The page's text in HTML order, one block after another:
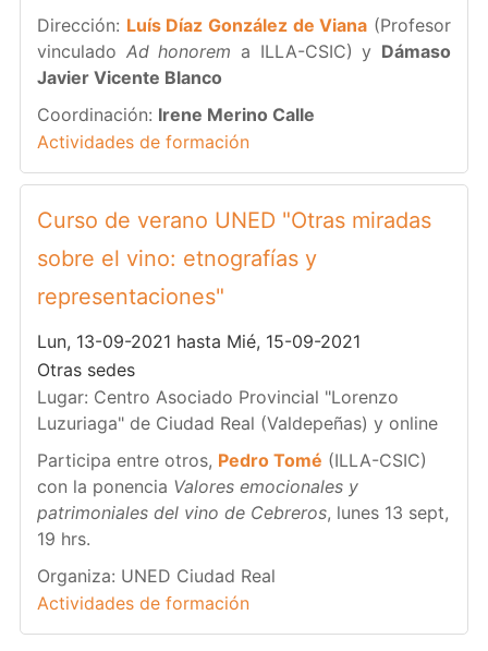
Dirección: Luís Díaz González de Viana (Profesor
vinculado Ad honorem a ILLA-CSIC) y Dámaso
Javier Vicente Blanco
Coordinación: Irene Merino Calle
Actividades de formación
Curso de verano UNED "Otras miradas
sobre el vino: etnografías y
representaciones"
Lun, 13-09-2021 hasta Mié, 15-09-2021
Otras sedes
Lugar: Centro Asociado Provincial "Lorenzo
Luzuriaga" de Ciudad Real (Valdepeñas) y online
Participa entre otros, Pedro Tomé (ILLA-CSIC)
con la ponencia Valores emocionales y
patrimoniales del vino de Cebreros, lunes 13 sept,
19 hrs.
Organiza: UNED Ciudad Real
Actividades de formación